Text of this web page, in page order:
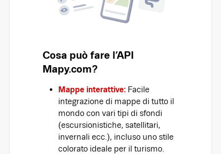
Cosa può fare l’API
Mapy.com?
Mappe interattive: Facile
integrazione di mappe di tutto il
mondo con vari tipi di sfondi
(escursionistiche, satellitari,
invernali ecc.), incluso uno stile
colorato ideale per il turismo.